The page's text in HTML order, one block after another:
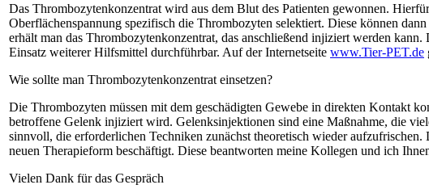
Das Thrombozytenkonzentrat wird aus dem Blut des Patienten gewonnen.
Oberflächenspannung spezifisch die Thrombozyten selektiert. Diese können
erhält man das Thrombozytenkonzentrat, das anschließend injiziert werden
Einsatz weiterer Hilfsmittel durchführbar. Auf der Internetseite www.Tier-PET.de
Wie sollte man Thrombozytenkonzentrat einsetzen?
Die Thrombozyten müssen mit dem geschädigten Gewebe in direkten Kontakt
betroffene Gelenk injiziert wird. Gelenksinjektionen sind eine Maßnahme, die
sinnvoll, die erforderlichen Techniken zunächst theoretisch wieder
neuen Therapieform beschäftigt. Diese beantworten meine Kollegen und ich
Vielen Dank für das Gespräch